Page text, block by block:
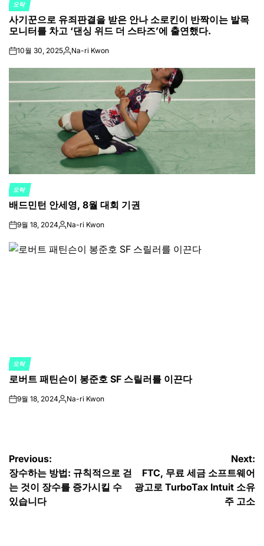
POSTED
IN
오락
사기꾼으로 유죄판결을 받은 안나 소로킨이 반짝이는 발목
모니터를 차고 ‘댄싱 위드 더 스타즈’에 출연했다.
on10월 30, 2025Posted
Na-ri Kwon
POSTED
IN
오락
배드민턴 안세영, 8월 대회 기권
on9월 18, 2024Posted
Na-ri Kwon
POSTED
IN
오락
로버트 패틴슨이 봉준호 SF 스릴러를 이끈다
on9월 18, 2024Posted
Na-ri Kwon
글
탐
색
Previous:
장수하는 방법: 규칙적으로 걷
는 것이 장수를 증가시킬 수
있습니다
Next:
FTC, 무료 세금 소프트웨어
광고로 TurboTax Intuit 소유
주 고소